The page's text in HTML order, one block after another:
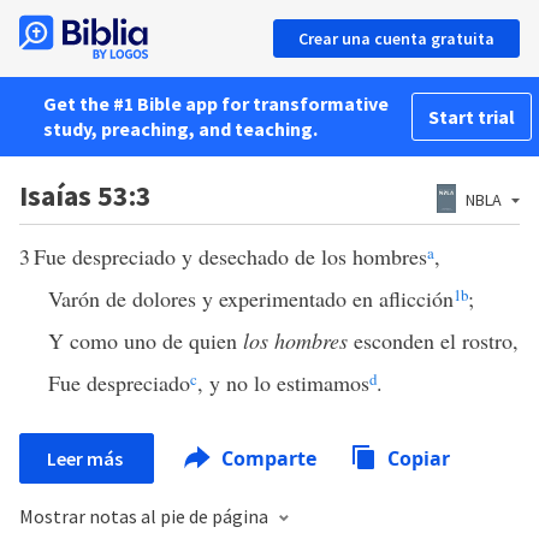
Crear una cuenta gratuita
Get the #1 Bible app for transformative
study, preaching, and teaching.
Start trial
Isaías 53:3 NBLA
3Fue despreciado y desechado de los hombresa,
Varón de dolores y experimentado en aflicción1b;
Y como uno de quien los hombres esconden el rostro,
Fue despreciadoc, y no lo estimamosd.
Leer más Comparte Copiar
Mostrar notas al pie de página